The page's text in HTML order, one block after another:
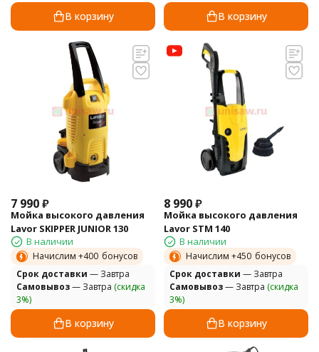
В корзину В корзину
7 990₽
Мойка высокого давления
Lavor SKIPPER JUNIOR 130
В наличии
Начислим +400 бонусов
Cрок доставки — Завтра
Самовывоз— Завтра (скидка
3%)
В корзину
8 990₽
Мойка высокого давления
Lavor STM 140
В наличии
Начислим +450 бонусов
Cрок доставки — Завтра
Самовывоз— Завтра (скидка
3%)
В корзину